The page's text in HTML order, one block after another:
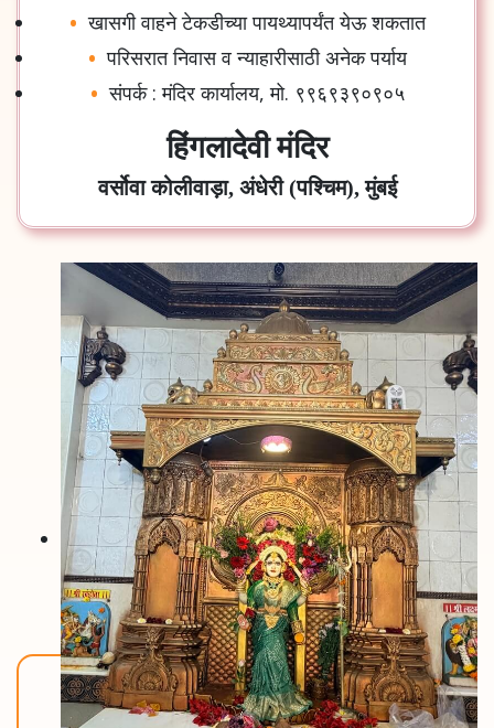
खासगी वाहने टेकडीच्या पायथ्यापर्यंत येऊ शकतात
परिसरात निवास व न्याहारीसाठी अनेक पर्याय
संपर्क : मंदिर कार्यालय, मो. ९९६९३९०९०५
हिंगलादेवी मंदिर
वर्सोवा कोलीवाड़ा, अंधेरी (पश्चिम), मुंबई